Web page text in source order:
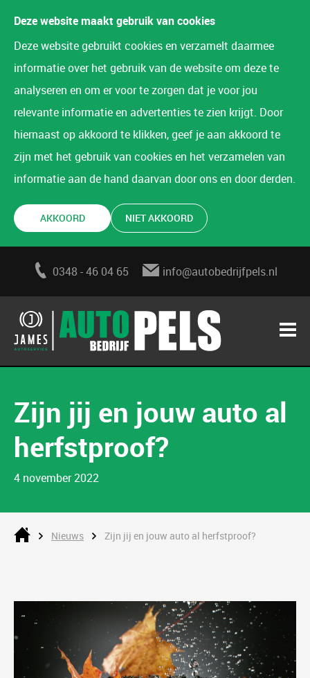
Deze website maakt gebruik van cookies
Deze website gebruikt cookies en verzamelt daarmee
informatie over het gebruik van de website om deze te
analyseren en om er voor te zorgen dat je voor jou
relevante informatie en advertenties te zien krijgt. Door
hiernaast op akkoord te klikken, geef je aan akkoord te
zijn met het gebruik van cookies en het verzamelen van
informatie aan de hand daarvan door ons en door derden.
AKKOORD NIET AKKOORD
0348 - 46 04 65 info@autobedrijfpels.nl
Zijn jij en jouw auto al
herfstproof?
4 november 2022
Nieuws Zijn jij en jouw auto al herfstproof?